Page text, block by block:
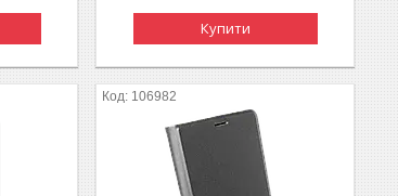
Купити
106982